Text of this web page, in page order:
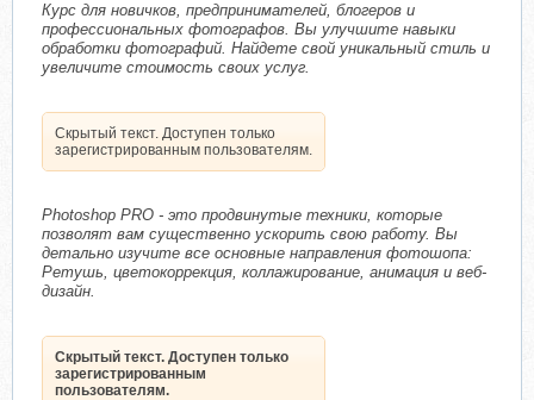
Курс для новичков, предпринимателей, блогеров и
профессиональных фотографов. Вы улучшите навыки
обработки фотографий. Найдете свой уникальный стиль и
увеличите стоимость своих услуг.
Скрытый текст. Доступен только
зарегистрированным пользователям.
Photoshop PRO - это продвинутые техники, которые
позволят вам существенно ускорить свою работу. Вы
детально изучите все основные направления фотошопа:
Ретушь, цветокоррекция, коллажирование, анимация и веб-
дизайн.
Скрытый текст. Доступен только
зарегистрированным
пользователям.